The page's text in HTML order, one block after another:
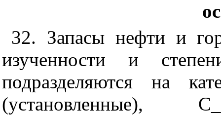
32. Запасы нефти и
изученности и
подразделяются на